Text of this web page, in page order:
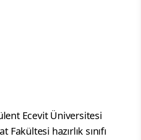
Ecevit Üniversitesi
Fakültesi hazırlık sınıfı